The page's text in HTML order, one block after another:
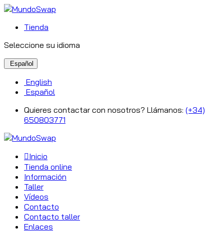
Tienda
Seleccione su idioma
Español
English
Español
Quieres contactar con nosotros? Llámanos: (+34)
650803771
Inicio
Tienda online
Información
Taller
Vídeos
Contacto
Contacto taller
Enlaces